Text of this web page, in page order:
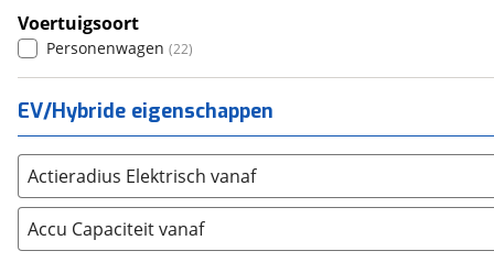
Toyota (8566
Volkswagen (11343)
Alle merken
Abarth (41)
Aiways (16)
Aixam (76)
Alfa Romeo (453)
Voertuigsoort
Personenwagen (22)
EV/Hybride eigenschappen
Actieradius Elektrisch vanaf
Accu Capaciteit vanaf